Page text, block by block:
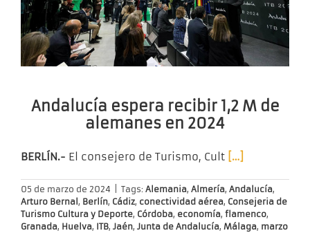
Andalucía espera recibir 1,2 M de
alemanes en 2024
BERLÍN.- El consejero de Turismo, Cult […]
05 de marzo de 2024 Tags: Alemania, Almería, Andalucía,
Arturo Bernal , Berlín, Cádiz, conectividad aérea, Consejeria de
Turismo Cultura y Deporte, Córdoba, economía, flamenco,
Granada, Huelva, ITB, Jaén, Junta de Andalucía, Málaga, marzo